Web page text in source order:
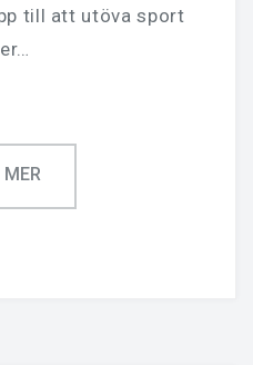
till att utöva sport